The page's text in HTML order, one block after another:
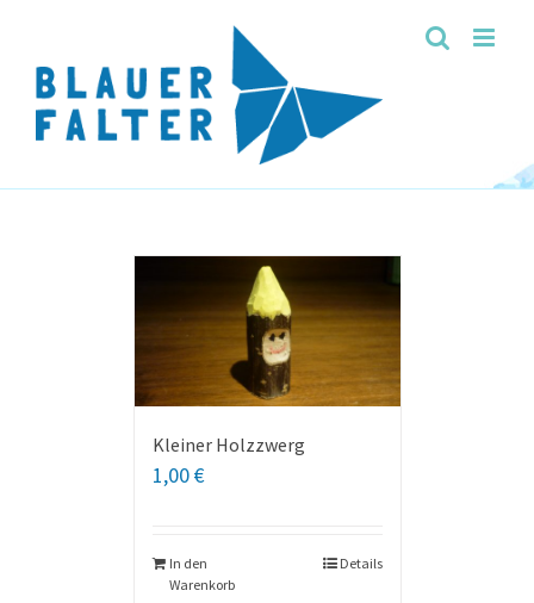
content
Kleiner Holzzwerg
1,00€
In den
Warenkorb
Details